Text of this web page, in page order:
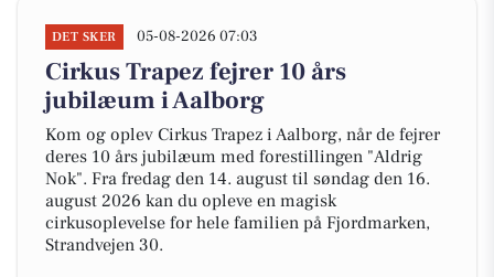
DET SKER 05-08-2026 07:03
Cirkus Trapez fejrer 10 års
jubilæum i Aalborg
Kom og oplev Cirkus Trapez i Aalborg, når de fejrer
deres 10 års jubilæum med forestillingen "Aldrig
Nok". Fra fredag den 14. august til søndag den 16.
august 2026 kan du opleve en magisk
cirkusoplevelse for hele familien på Fjordmarken,
Strandvejen 30.